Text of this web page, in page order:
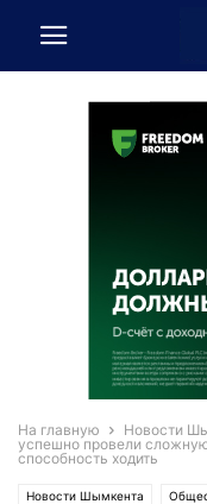
На главную Новости
успешно провели
способность ходить
Новости Шымкента